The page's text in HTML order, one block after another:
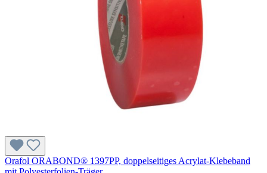
Orafol ORABOND® 1397PP, doppelseitiges Acrylat-Klebeband